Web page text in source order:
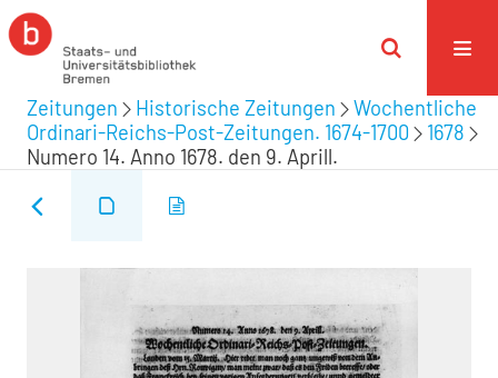
Zeitungen Historische Zeitungen
Wochentliche
Ordinari-Reichs-Post-Zeitungen. 1674-1700
1678
Numero 14. Anno 1678. den 9. Aprill.